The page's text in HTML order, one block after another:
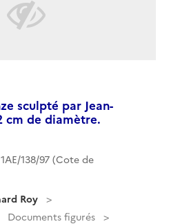
sculpté par Jean-
cm de diamètre.
1AE/138/97 (Cote de
Roy
Documents figurés